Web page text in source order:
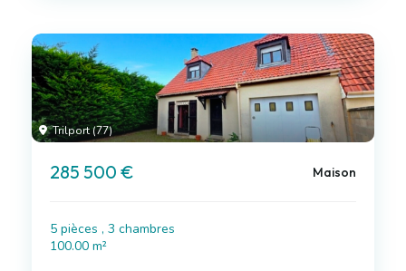
Trilport (77)
285 500 € Maison
5 pièces , 3 chambres
100.00 m²